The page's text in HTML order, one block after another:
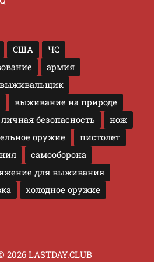
США
ЧС
армия
выживальщик
выживание на природе
личная безопасность
нож
оружие
пистолет
самооборона
для выживания
холодное оружие
LASTDAY.CLUB